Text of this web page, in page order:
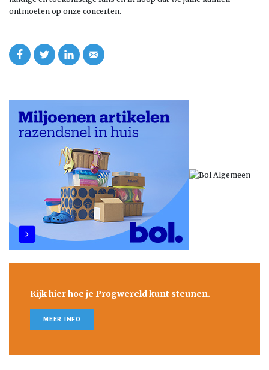
ontmoeten op onze concerten.
Kijk hier hoe je Progwereld kunt steunen.
MEER INFO